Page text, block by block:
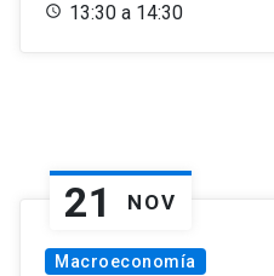
13:30 a 14:30
21 NOV
Macroeconomía